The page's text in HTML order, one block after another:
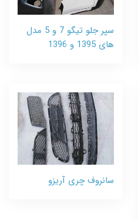
سپر جلو تیگو 7 و 5 مدل
های 1395 و 1396
سانروف چری آریزو